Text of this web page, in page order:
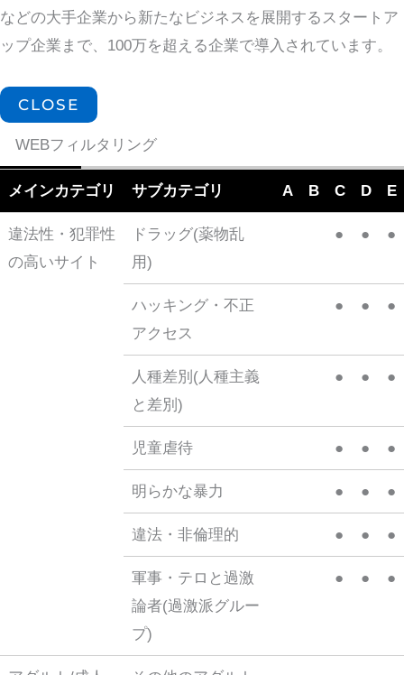
などの大手企業から新たなビジネスを展開するスタートア
ップ企業まで、100万を超える企業で導入されています。
CLOSE
WEBフィルタリング
メインカテゴリ サブカテゴリ A B C D E
違法性・犯罪性
の高いサイト
ドラッグ(薬物乱
用)
● ● ●
ハッキング・不正
アクセス
● ● ●
人種差別(人種主義
と差別)
● ● ●
児童虐待 ● ● ●
明らかな暴力 ● ● ●
違法・非倫理的 ● ● ●
軍事・テロと過激
論者(過激派グルー
プ)
● ● ●